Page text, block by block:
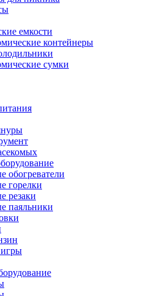
емкости
контейнеры
сумки
обогреватели
горелки
резаки
паяльники